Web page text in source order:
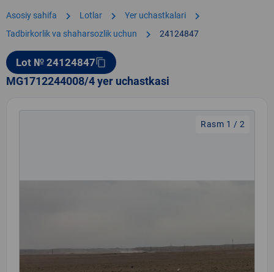
Asosiy sahifa chevron_right Lotlar chevron_right Yer uchastkalari chevron_right
Tadbirkorlik va shaharsozlik uchun chevron_right 24124847
Lot № 24124847content_copy
MG1712244008/4 yer uchastkasi
Rasm 1 / 2